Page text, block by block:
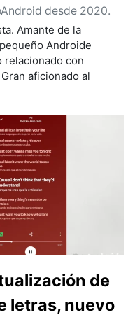
desde 2020.
Amante de la
Androide
relacionado con
aficionado al
de
letras, nuevo